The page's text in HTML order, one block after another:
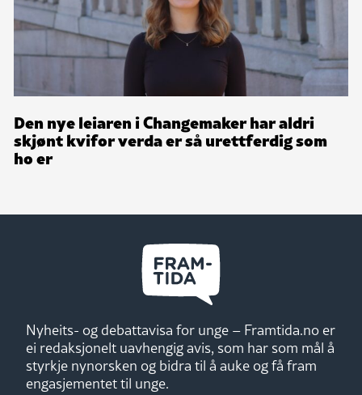
Den nye leiaren i Changemaker har aldri
skjønt kvifor verda er så urettferdig som
ho er
Nyheits- og debattavisa for unge – Framtida.no er
ei redaksjonelt uavhengig avis, som har som mål å
styrkje nynorsken og bidra til å auke og få fram
engasjementet til unge.